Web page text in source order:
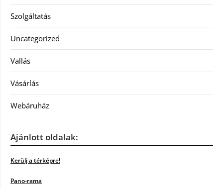
Szolgáltatás
Uncategorized
Vallás
Vásárlás
Webáruház
Ajánlott oldalak:
Kerülj a térképre!
Pano-rama